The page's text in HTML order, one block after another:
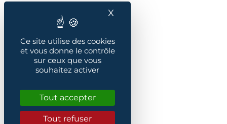
Ce site utilise des cookies
et vous donne le contrôle
sur ceux que vous
souhaitez activer
Tout accepter
Tout refuser
X